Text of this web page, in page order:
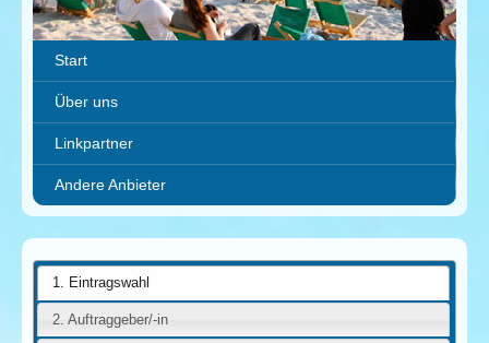
Start
Über uns
Linkpartner
Andere Anbieter
1. Eintragswahl
2. Auftraggeber/-in